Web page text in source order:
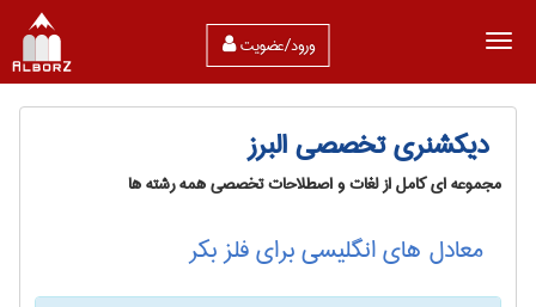
ورود/عضویت
دیکشنری تخصصی البرز
مجموعه ای کامل از لغات و اصطلاحات تخصصی همه رشته ها
معادل های انگلیسی برای فلز بکر